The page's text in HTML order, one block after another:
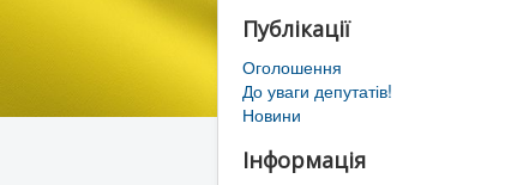
Публікації
Оголошення
До уваги депутатів!
Новини
Інформація